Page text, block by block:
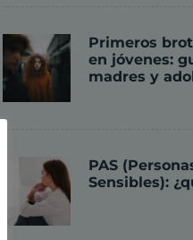
Primeros
en jóvenes:
madres y
PAS
Sensibles):